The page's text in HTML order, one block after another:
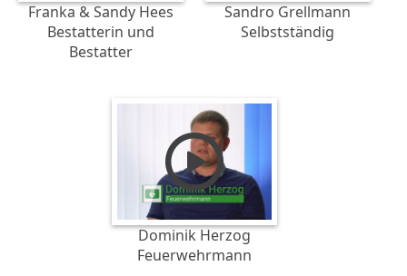
Franka & Sandy Hees
Bestatterin und
Bestatter
Sandro Grellmann
Selbstständig
Dominik Herzog
Feuerwehrmann